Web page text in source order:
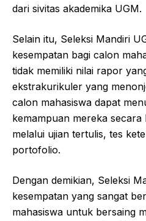
dari sivitas akademika UGM.
Selain itu, Seleksi Mandiri
kesempatan bagi calon
tidak memiliki nilai rapor
ekstrakurikuler yang
calon mahasiswa dapat
kemampuan mereka
melalui ujian tertulis, tes
portofolio.
Dengan demikian, Seleksi
kesempatan yang sangat
mahasiswa untuk bersaing